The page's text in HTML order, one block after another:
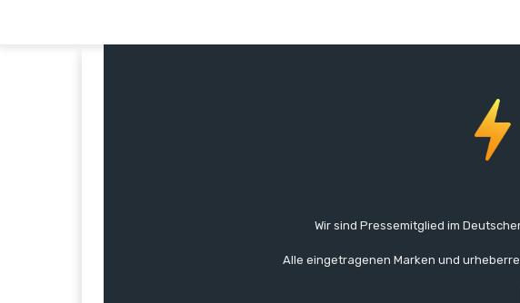
Wir sind Pressemitglied im
Alle eingetragenen Marken und